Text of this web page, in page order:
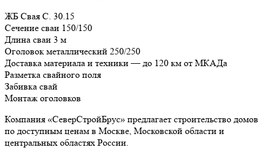
ЖБ Свая С. 30.15
Сечение сваи 150/150
Длина сваи 3 м
Оголовок металлический 250/250
Доставка материала и техники — до 120 км от МКАДа
Разметка свайного поля
Забивка свай
Монтаж оголовков
Компания «СеверСтройБрус» предлагает строительство домов
по доступным ценам в Москве, Московской области и
центральных областях России.